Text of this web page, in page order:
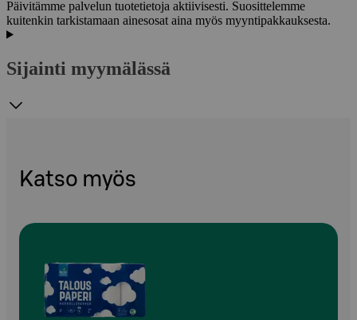
Päivitämme palvelun tuotetietoja aktiivisesti. Suosittelemme
kuitenkin tarkistamaan ainesosat aina myös myyntipakkauksesta.
Sijainti myymälässä
Katso myös